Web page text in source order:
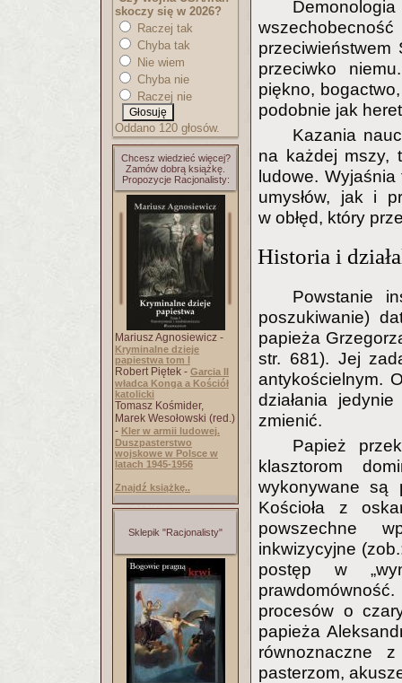
skoczy się w 2026?
Raczej tak
Chyba tak
Nie wiem
Chyba nie
Raczej nie
Oddano 120 głosów.
Chcesz wiedzieć więcej?
Zamów dobrą książkę.
Propozycje Racjonalisty:
Mariusz Agnosiewicz -
Kryminalne dzieje
papiestwa tom I
Robert Piętek - Garcia II
władca Konga a Kościół
katolicki
Tomasz Kośmider,
Marek Wesołowski (red.)
- Kler w armii ludowej.
Duszpasterstwo
wojskowe w Polsce w
latach 1945-1956
Znajdź książkę..
Sklepik "Racjonalisty"
przeciwieństwem
przeciwko
piękno,
podobnie jak
Kazania
na każdej mszy,
ludowe.
umysłów, jak i
w obłęd, który
Historia i
Powstanie
poszukiwanie)
papieża
str. 681). Jej
antykościelnym.
działania
zmienić.
Papież
klasztorom
wykonywane są
Kościoła z
powszechne
inkwizycyjne
postęp w
procesów o
papieża
równoznaczne
pasterzom,